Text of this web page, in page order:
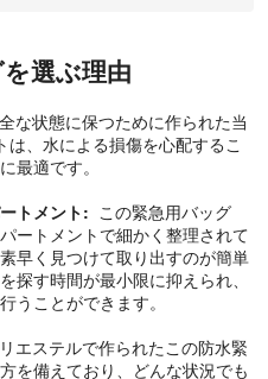
選ぶ理由
な状態に保つために作られた当
、水による損傷を心配するこ
最適です。
トメント: この緊急用バッグ
ートメントで細かく整理されて
早く見つけて取り出すのが簡単
探す時間が最小限に抑えられ、
うことができます。
エステルで作られたこの防水緊
を備えており、どんな状況でも